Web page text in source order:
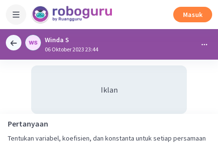
Masuk
Winda S
06 Oktober 2023 23:44
Iklan
Pertanyaan
Tentukan variabel, koefisien, dan konstanta untuk setiap persamaan